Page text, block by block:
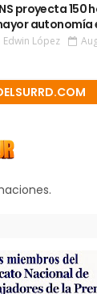
proyecta 150
autonomía
Edwin López